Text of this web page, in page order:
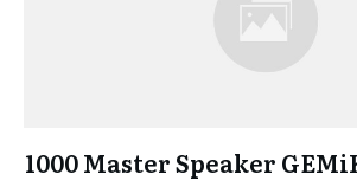
1000 Master Speaker